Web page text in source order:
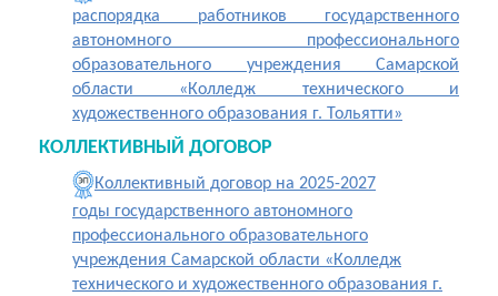
распорядка работников государственного
автономного профессионального
образовательного учреждения Самарской
области «Колледж технического и
художественного образования г. Тольятти»
КОЛЛЕКТИВНЫЙ ДОГОВОР
Коллективный договор на 2025-2027
годы государственного автономного
профессионального образовательного
учреждения Самарской области «Колледж
технического и художественного образования г.